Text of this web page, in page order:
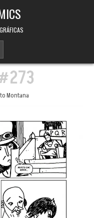
Montana